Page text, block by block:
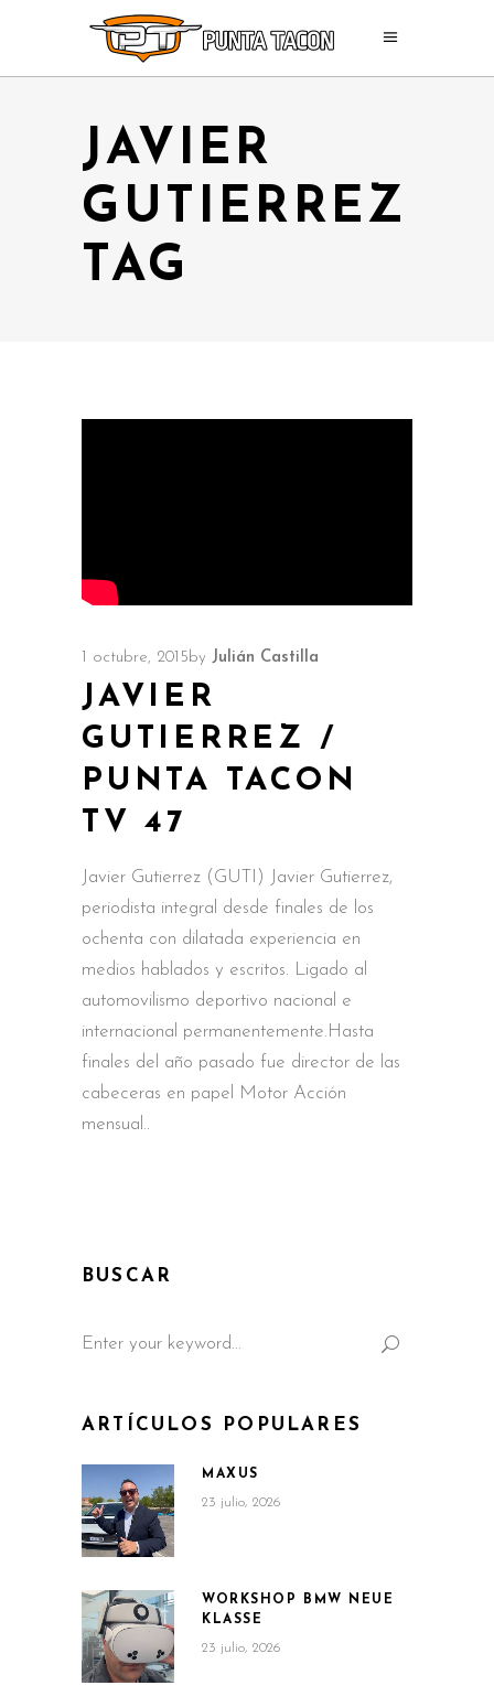
JAVIER
GUTIERREZ
TAG
1 octubre, 2015 by Julián Castilla
JAVIER
GUTIERREZ /
PUNTA TACON
TV 47
Javier Gutierrez (GUTI) Javier Gutierrez,
periodista integral desde finales de los
ochenta con dilatada experiencia en
medios hablados y escritos. Ligado al
automovilismo deportivo nacional e
internacional permanentemente.Hasta
finales del año pasado fue director de las
cabeceras en papel Motor Acción
mensual
BUSCAR
for:
ARTÍCULOS POPULARES
MAXUS
23 julio, 2026
WORKSHOP BMW NEUE
KLASSE
23 julio, 2026